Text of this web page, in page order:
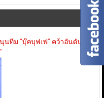
ทีม “บุ๊คบุฟเฟ่” คว้าอันดับ 3